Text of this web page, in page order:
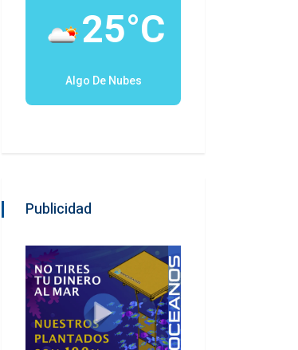
25°C
Algo De Nubes
Publicidad